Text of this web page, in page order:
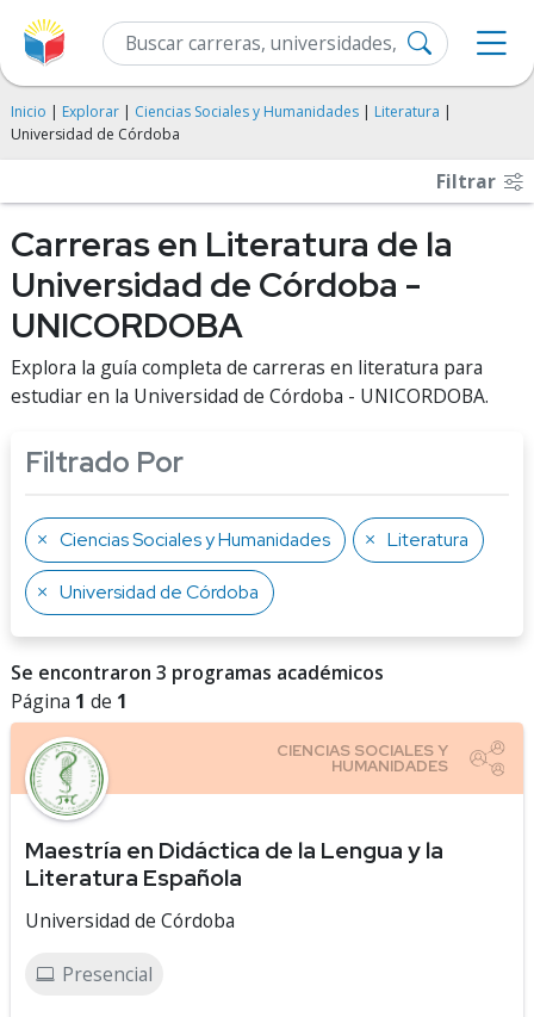
Inicio | Explorar | Ciencias Sociales y Humanidades | Literatura |
Universidad de Córdoba
Filtrar
Carreras en Literatura de la
Universidad de Córdoba -
UNICORDOBA
Explora la guía completa de carreras en literatura para
estudiar en la Universidad de Córdoba - UNICORDOBA.
Filtrado Por
Ciencias Sociales y Humanidades Literatura
Universidad de Córdoba
Se encontraron 3 programas académicos
Página 1 de 1
Maestría en Didáctica de la Lengua y la
Literatura Española
Universidad de Córdoba
Presencial